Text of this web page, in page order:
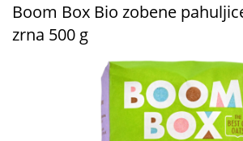
Boom Box Bio zobene
zrna 500 g